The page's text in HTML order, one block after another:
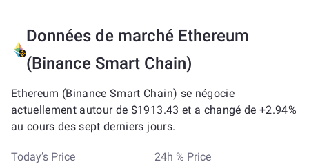
Données de marché Ethereum
(Binance Smart Chain)
Ethereum (Binance Smart Chain) se négocie
actuellement autour de $1913.43 et a changé de +2.94%
au cours des sept derniers jours.
Today’s Price 24h % Price